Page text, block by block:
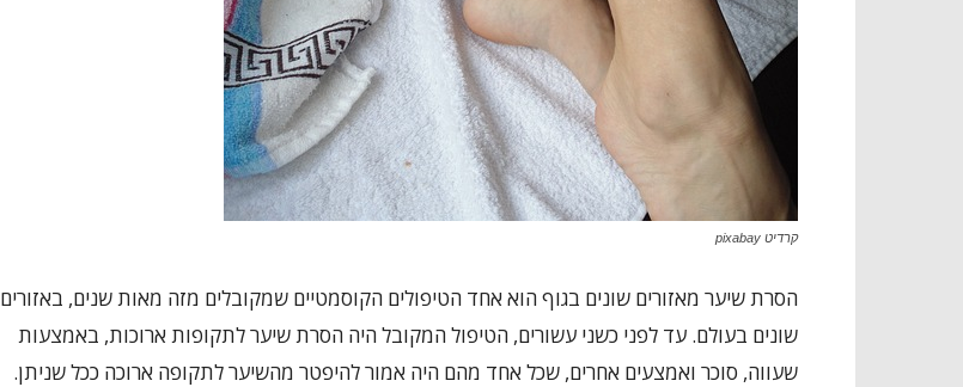
קרדיט pixabay
הסרת שיער מאזורים שונים בגוף הוא אחד הטיפולים הקוסמטיים שמקובלים מזה מאות שנים, באזורים
שונים בעולם. עד לפני כשני עשורים, הטיפול המקובל היה הסרת שיער לתקופות ארוכות, באמצעות
שעווה, סוכר ואמצעים אחרים, שכל אחד מהם היה אמור להיפטר מהשיער לתקופה ארוכה ככל שניתן.